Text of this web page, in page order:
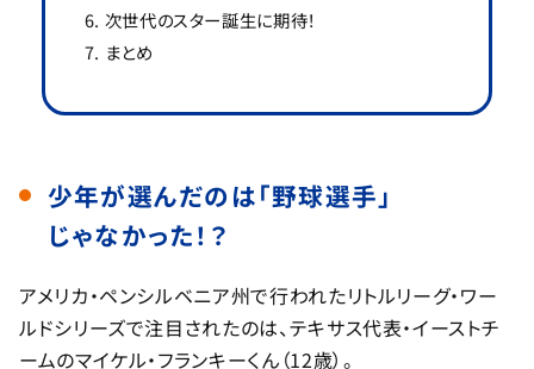
次世代のスター誕生に期待！
まとめ
少年が選んだのは「野球選手」
じゃなかった！？
アメリカ・ペンシルベニア州で行われたリトルリーグ・ワー
ルドシリーズで注目されたのは、テキサス代表・イーストチ
ームのマイケル・フランキーくん（12歳）。